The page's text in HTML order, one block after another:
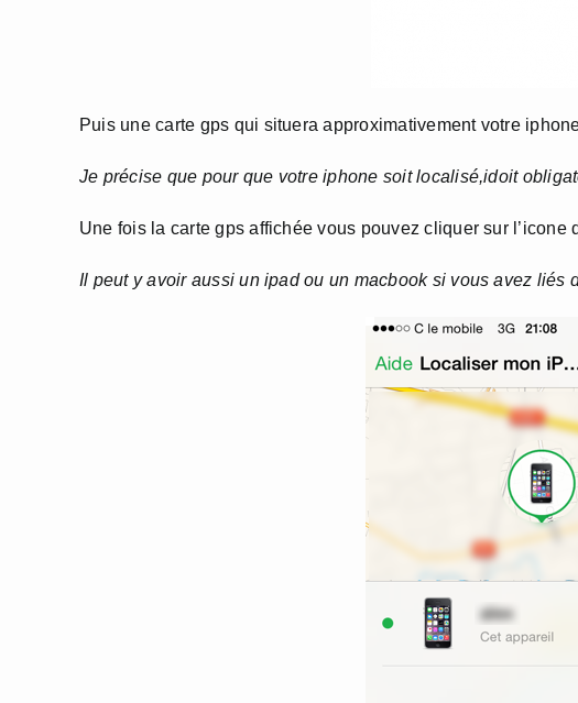
Puis une carte gps qui situera approximativement votre
Je précise que pour que votre iphone soit localisé,idoit
Une fois la carte gps affichée vous pouvez cliquer sur l’icone
Il peut y avoir aussi un ipad ou un macbook si vous avez liés